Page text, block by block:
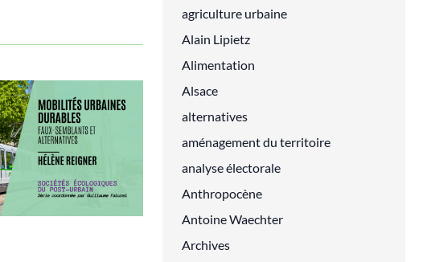
agriculture urbaine
Alain Lipietz
Alimentation
Alsace
alternatives
aménagement du territoire
analyse électorale
Anthropocène
Antoine Waechter
Archives